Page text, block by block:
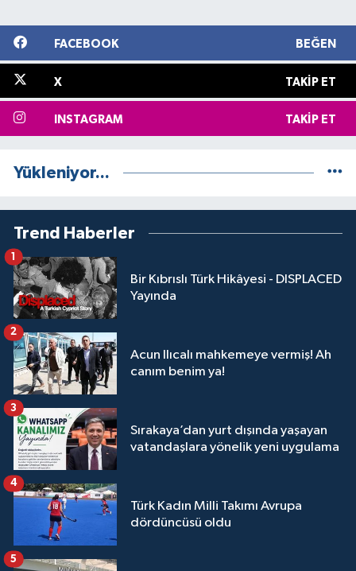
FACEBOOK BEĞEN
X TAKIP ET
INSTAGRAM TAKIP ET
Yükleniyor...
Trend Haberler
Bir Kıbrıslı Türk Hikâyesi - DISPLACED
Yayında
1
Acun Ilıcalı mahkemeye vermiş! Ah
canım benim ya!
2
Sırakaya’dan yurt dışında yaşayan
vatandaşlara yönelik yeni uygulama
3
Türk Kadın Milli Takımı Avrupa
dördüncüsü oldu
4
5